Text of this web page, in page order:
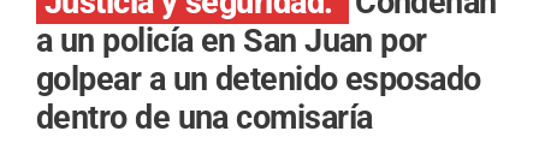
a un policía en San Juan por
golpear a un detenido esposado
dentro de una comisaría